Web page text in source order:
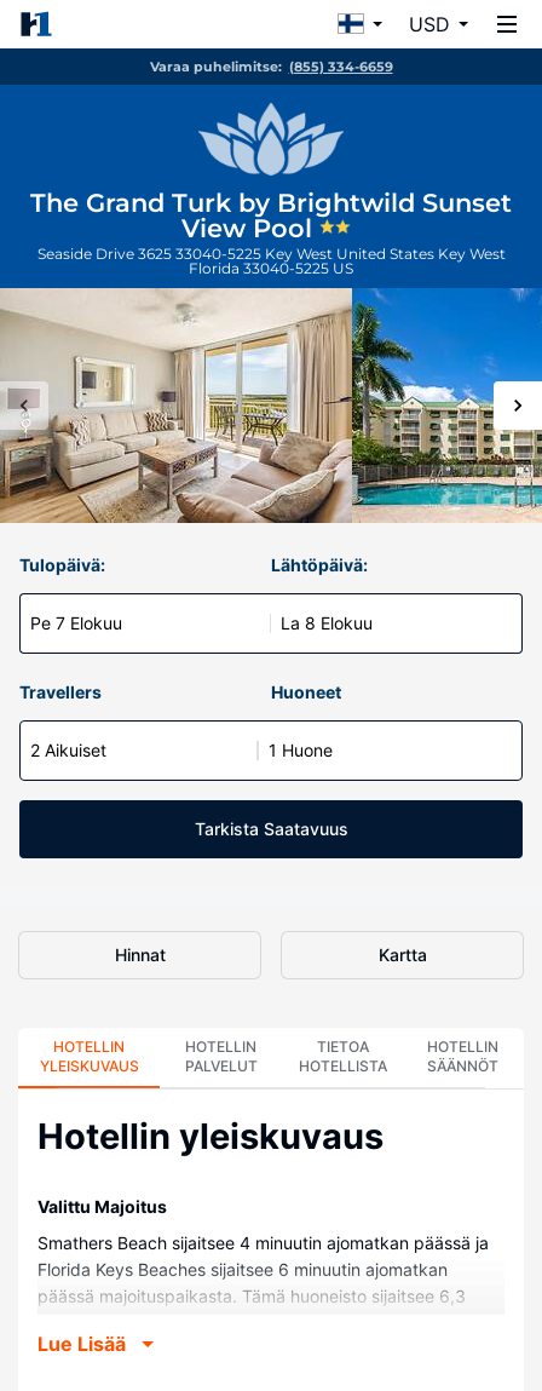
USD
Varaa puhelimitse: (855) 334-6659
The Grand Turk by Brightwild Sunset
View Pool
Seaside Drive 3625 33040-5225 Key West United States Key West
Florida 33040-5225 US
Tulopäivä:
Pe 7 Elokuu
Lähtöpäivä:
La 8 Elokuu
Travellers Huoneet
2 Aikuiset 1 Huone
Tarkista Saatavuus
Hinnat Kartta
HOTELLIN
YLEISKUVAUS
HOTELLIN
PALVELUT
TIETOA
HOTELLISTA
HOTELLIN
SÄÄNNÖT
Hotellin yleiskuvaus
Valittu Majoitus
Smathers Beach sijaitsee 4 minuutin ajomatkan päässä ja
Florida Keys Beaches sijaitsee 6 minuutin ajomatkan
päässä majoituspaikasta. Tämä huoneisto sijaitsee 6,3
kohteesta Southernmost Point.
Lue Lisää